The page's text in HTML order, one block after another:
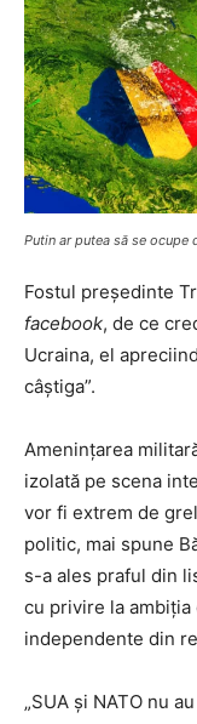
Putin ar putea să se ocupe
Fostul preşedinte
facebook, de ce
Ucraina, el
câştiga”.
Ameninţarea
izolată pe scena
vor fi extrem de
politic, mai spune
s-a ales praful din
cu privire la
independente din
„SUA şi NATO nu